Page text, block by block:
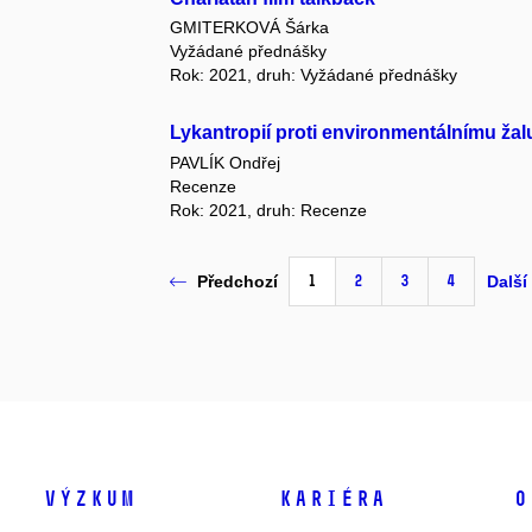
GMITERKOVÁ Šárka
Vyžádané přednášky
Rok: 2021, druh: Vyžádané přednášky
Lykantropií proti environmentálnímu
PAVLÍK Ondřej
Recenze
Rok: 2021, druh: Recenze
Předchozí 1 2 3 4 Další
Výzkum Kariéra